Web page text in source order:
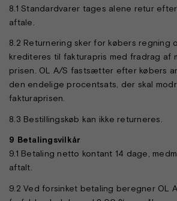
8.1 Standardvarer tages alene retur
aftale.
8.2 Returnering sker for købers regning
krediteres til fakturapris med fradrag af
prisen. OL A/S fastsætter efter købers
den endelige procentsats, der skal
fakturaprisen.
8.3 Bestillingskøb kan ikke returneres.
9 Betalingsvilkår
9.1 Betaling netto kontant 14 dage,
aftalt.
9.2 Ved forsinket betaling beregner OL